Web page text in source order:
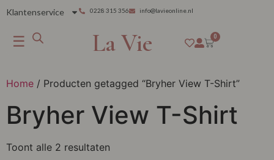
Klantenservice 0228 315 356 info@lavieonline.nl
☰ La Vie 0
Home / Producten getagged “Bryher View T-Shirt”
Bryher View T-Shirt
Toont alle 2 resultaten